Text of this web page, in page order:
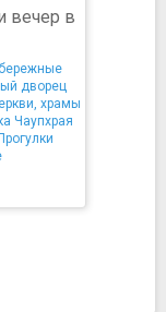
вечер в
дворец
храмы
Чаупхрая